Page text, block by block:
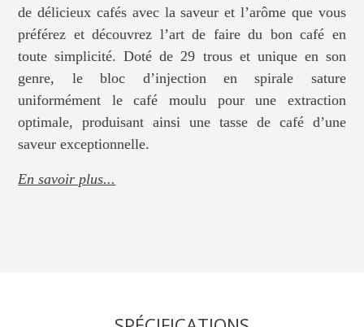
de délicieux cafés avec la saveur et l’arôme que vous
préférez et découvrez l’art de faire du bon café en
toute simplicité. Doté de 29 trous et unique en son
genre, le bloc d’injection en spirale sature
uniformément le café moulu pour une extraction
optimale, produisant ainsi une tasse de café d’une
saveur exceptionnelle.
En savoir plus...